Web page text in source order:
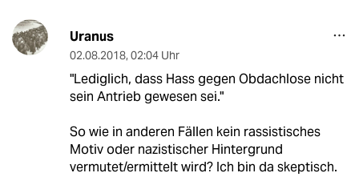
Uranus
02.08.2018, 02:04 Uhr
"Lediglich, dass Hass gegen Obdachlose nicht
sein Antrieb gewesen sei."
So wie in anderen Fällen kein rassistisches
Motiv oder nazistischer Hintergrund
vermutet/ermittelt wird? Ich bin da skeptisch.